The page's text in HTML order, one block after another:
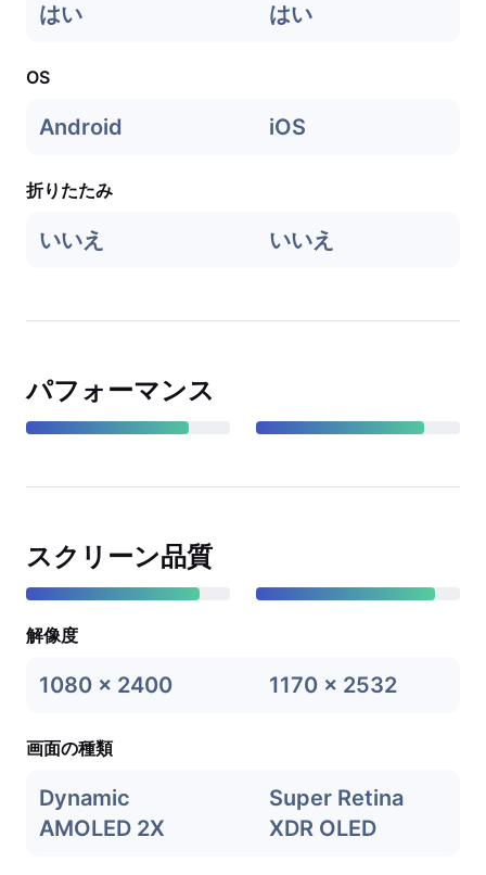
はい はい
OS
Android iOS
折りたたみ
いいえ いいえ
パフォーマンス
スクリーン品質
解像度
1080 x 2400 1170 x 2532
画面の種類
Dynamic
AMOLED 2X
Super Retina
XDR OLED